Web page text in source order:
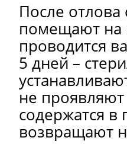
После
помещают на
проводится
5 дней –
не
содержатся
возвращают